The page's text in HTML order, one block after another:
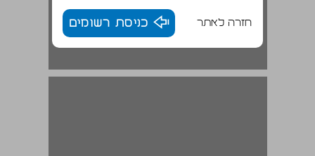
חזרה לאתר כניסת רשומים
3. מישור החוף — שלוש תרבויות: כנענית־ פיניקית, ת'כרית ופלשתית ... 28